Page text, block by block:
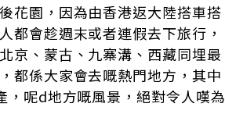
花園，因為由香港返大陸搭車搭
都會趁週末或者連假去下旅行，
京、蒙古、九寨溝、西藏同埋最
都係大家會去嘅熱門地方，其中
，呢d地方嘅風景，絕對令人嘆為